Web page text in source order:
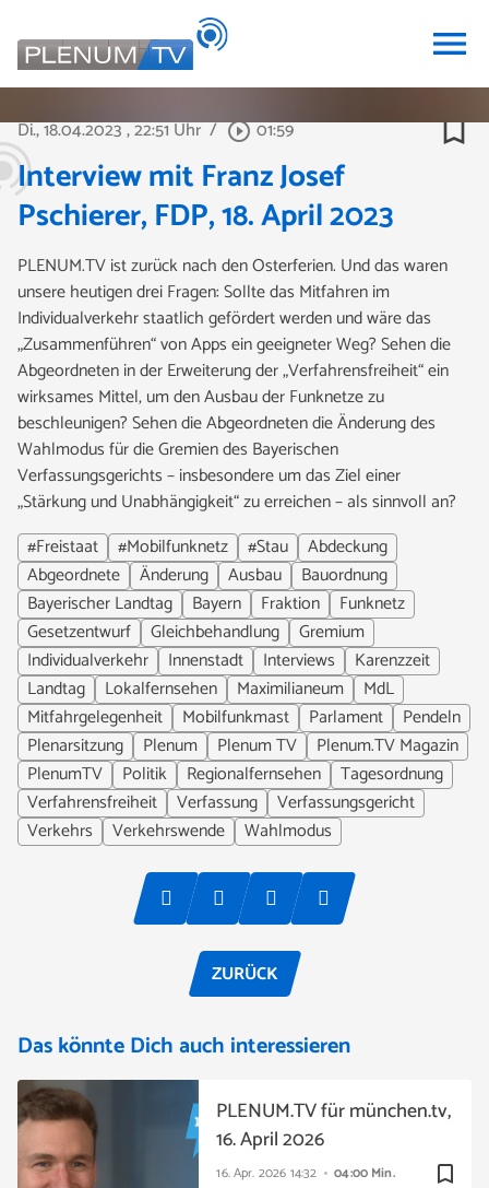
menu
Di., 18.04.2023, 22:51 Uhr / play_circle_outline01:59 bookmark_border
Interview mit Franz Josef
Pschierer, FDP, 18. April 2023
PLENUM.TV ist zurück nach den Osterferien. Und das waren
unsere heutigen drei Fragen: Sollte das Mitfahren im
Individualverkehr staatlich gefördert werden und wäre das
„Zusammenführen“ von Apps ein geeigneter Weg? Sehen die
Abgeordneten in der Erweiterung der „Verfahrensfreiheit“ ein
wirksames Mittel, um den Ausbau der Funknetze zu
beschleunigen? Sehen die Abgeordneten die Änderung des
Wahlmodus für die Gremien des Bayerischen
Verfassungsgerichts – insbesondere um das Ziel einer
„Stärkung und Unabhängigkeit“ zu erreichen – als sinnvoll an?
#Freistaat
#Mobilfunknetz #Stau
Abdeckung
Abgeordnete
Änderung Ausbau
Bauordnung
Bayerischer Landtag
Bayern Fraktion
Funknetz
Gesetzentwurf
Gleichbehandlung
Gremium
Individualverkehr
Innenstadt Interviews
Karenzzeit
Landtag
Lokalfernsehen Maximilianeum
MdL
Mitfahrgelegenheit
Mobilfunkmast Parlament
Pendeln
Plenarsitzung
Plenum Plenum TV
Plenum.TV Magazin
PlenumTV
Politik Regionalfernsehen
Tagesordnung
Verfahrensfreiheit
Verfassung
Verfassungsgericht
Verkehrs
Verkehrswende Wahlmodus
ZURÜCK
Das könnte Dich auch interessieren
bookmark_border
16. Apr. 2026 14:32 04:00 Min.
PLENUM.TV für münchen.tv,
16. April 2026